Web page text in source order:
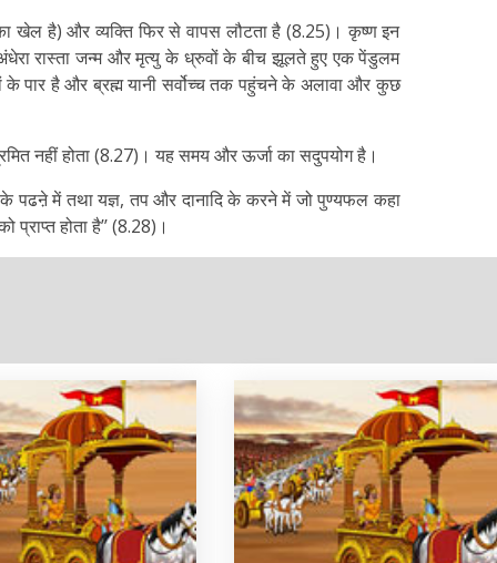
का खेल है) और व्यक्ति फिर से वापस लौटता है (8.25)। कृष्ण इन
रास्ता जन्म और मृत्यु के ध्रुवों के बीच झूलते हुए एक पेंडुलम
के पार है और ब्रह्म यानी सर्वोच्च तक पहुंचने के अलावा और कुछ
नहीं होता (8.27)। यह समय और ऊर्जा का सदुपयोग है।
पढऩे में तथा यज्ञ, तप और दानादि के करने में जो पुण्यफल कहा
होता है’’ (8.28)।